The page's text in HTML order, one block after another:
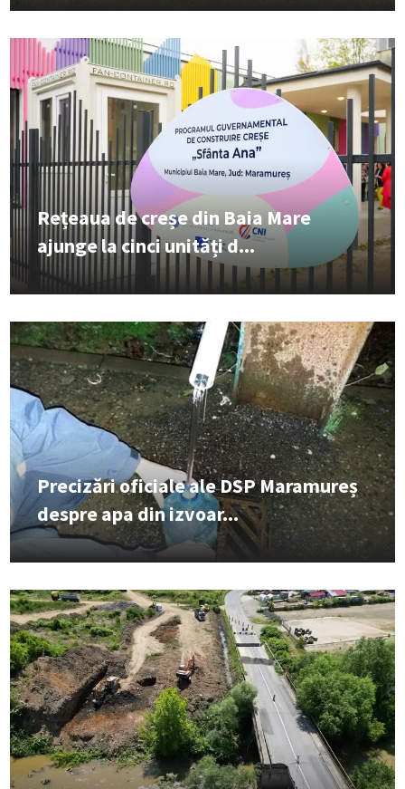
Rețeaua de creșe din Baia Mare
ajunge la cinci unități d...
Precizări oficiale ale DSP Maramureș
despre apa din izvoar...